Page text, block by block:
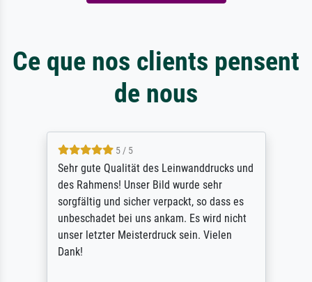
Ce que nos clients pensent
de nous
5 / 5
Sehr gute Qualität des Leinwanddrucks und
des Rahmens! Unser Bild wurde sehr
sorgfältig und sicher verpackt, so dass es
unbeschadet bei uns ankam. Es wird nicht
unser letzter Meisterdruck sein. Vielen
Dank!